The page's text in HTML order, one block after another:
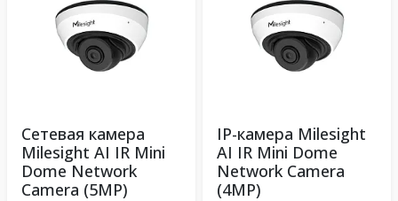
Сетевая камера
Milesight AI IR Mini
Dome Network
Camera (5MP)
IP-камера Milesight
AI IR Mini Dome
Network Camera
(4MP)